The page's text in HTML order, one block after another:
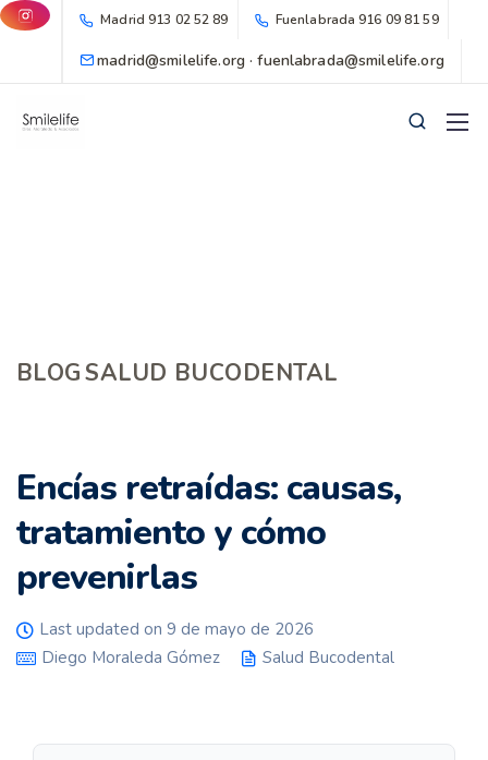
Madrid913 02 52 89 Fuenlabrada916 09 81 59
madrid@smilelife.org · fuenlabrada@smilelife.org
BLOGSALUD BUCODENTAL
Encías retraídas: causas,
tratamiento y cómo
prevenirlas
Last updated on 9 de mayo de 2026
Diego Moraleda Gómez
Salud Bucodental